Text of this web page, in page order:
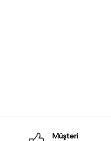
Müşteri